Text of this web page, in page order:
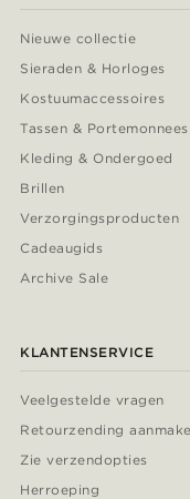
Nieuwe collectie
Sieraden & Horloges
Kostuumaccessoires
Tassen & Portemonnees
Kleding & Ondergoed
Brillen
Verzorgingsproducten
Cadeaugids
Archive Sale
KLANTENSERVICE
Veelgestelde vragen
Retourzending
Zie verzendopties
Herroeping